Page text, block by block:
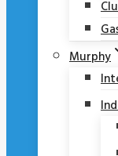
Murphy